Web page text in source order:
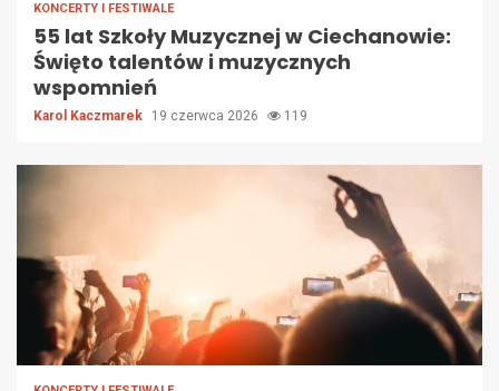
KONCERTY I FESTIWALE
55 lat Szkoły Muzycznej w Ciechanowie:
Święto talentów i muzycznych
wspomnień
Karol Kaczmarek 19 czerwca 2026 119